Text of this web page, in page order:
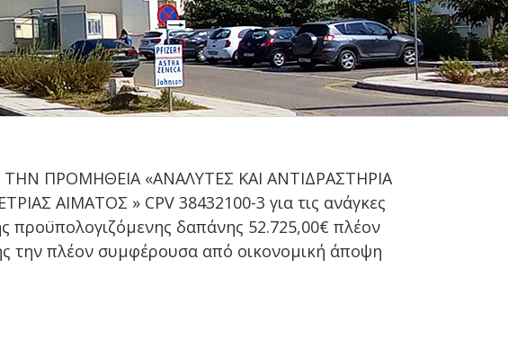
ΠΡΟΜΗΘΕΙΑ «ΑΝΑΛΥΤΕΣ ΚΑΙ ΑΝΤΙΔΡΑΣΤΗΡΙΑ
ΑΙΜΑΤΟΣ » CPV 38432100-3 για τις ανάγκες
δαπάνης 52.725,00€ πλέον
την πλέον συμφέρουσα από οικονομική άποψη